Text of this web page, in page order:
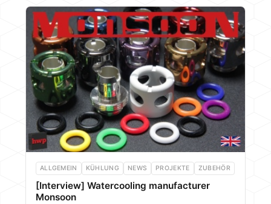
ALLGEMEIN KÜHLUNG NEWS PROJEKTE ZUBEHÖR
[Interview] Watercooling manufacturer
Monsoon